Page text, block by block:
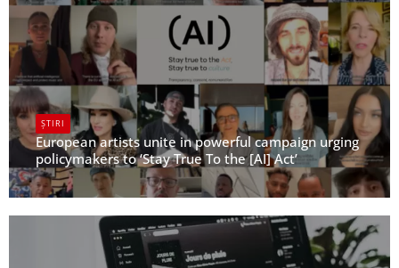
ȘTIRI
European artists unite in powerful campaign urging
policymakers to ‘Stay True To the [AI] Act’
UPFR